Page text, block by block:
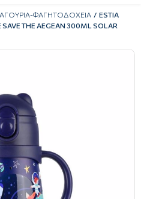
ΦΑΓΗΤΟΔΟΧΕΙΑ
ESTIA
THE AEGEAN 300ML SOLAR